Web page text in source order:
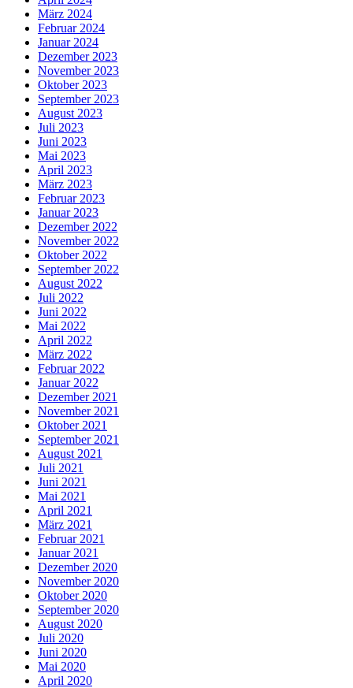
März 2024
Februar 2024
Januar 2024
Dezember 2023
November 2023
Oktober 2023
September 2023
August 2023
Juli 2023
Juni 2023
Mai 2023
April 2023
März 2023
Februar 2023
Januar 2023
Dezember 2022
November 2022
Oktober 2022
September 2022
August 2022
Juli 2022
Juni 2022
Mai 2022
April 2022
März 2022
Februar 2022
Januar 2022
Dezember 2021
November 2021
Oktober 2021
September 2021
August 2021
Juli 2021
Juni 2021
Mai 2021
April 2021
März 2021
Februar 2021
Januar 2021
Dezember 2020
November 2020
Oktober 2020
September 2020
August 2020
Juli 2020
Juni 2020
Mai 2020
April 2020